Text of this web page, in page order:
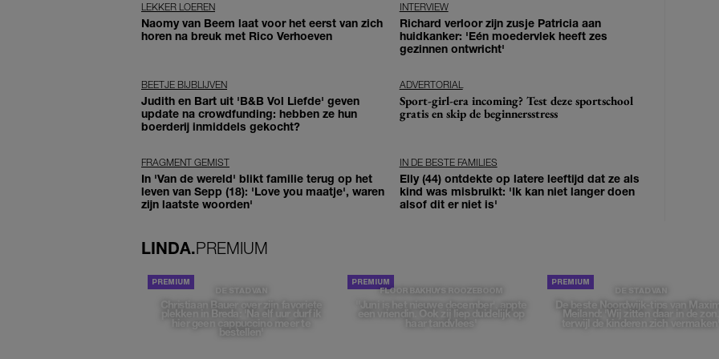
LEKKER LOEREN
Naomy van Beem laat voor het eerst van zich
horen na breuk met Rico Verhoeven
INTERVIEW
Richard verloor zijn zusje Patricia aan
huidkanker: 'Eén moedervlek heeft zes
gezinnen ontwricht'
BEETJE BIJBLIJVEN
Judith en Bart uit 'B&B Vol Liefde' geven
update na crowdfunding: hebben ze hun
boerderij inmiddels gekocht?
ADVERTORIAL
Sport-girl-era incoming? Test deze sportschool
gratis en skip de beginnersstress
FRAGMENT GEMIST
In 'Van de wereld' blikt familie terug op het
leven van Sepp (18): 'Love you maatje', waren
zijn laatste woorden'
IN DE BESTE FAMILIES
Elly (44) ontdekte op latere leeftijd dat ze als
kind was misbruikt: 'Ik kan niet langer doen
alsof dit er niet is'
LINDA.PREMIUM
DE STAD VAN
Christiaan Bauer over zijn favoriete
plekken in Breda: 'Na elf uur durf ik
hier geen cappuccino meer te
bestellen'
FLOOR BAKHUYS ROOZEBOOM
''Juni is het nieuwe december', appte
een vriendin. Ook zij liep duidelijk op
haar tandvlees'
DE STAD VAN
De beste Noordwijk-tips van
Meiland: 'Wij zitten daar in de zon,
terwijl de kinderen zich vermaken'